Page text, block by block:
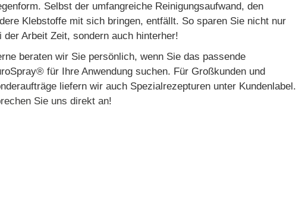
Selbst der umfangreiche Reinigungsaufwand, den
Klebstoffe mit sich bringen, entfällt. So sparen Sie nicht nur
der Arbeit Zeit, sondern auch hinterher!
beraten wir Sie persönlich, wenn Sie das passende
für Ihre Anwendung suchen. Für Großkunden und
liefern wir auch Spezialrezepturen unter Kundenlabel.
Sie uns direkt an!